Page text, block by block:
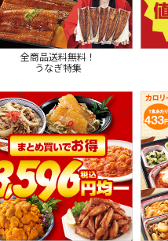
全商品送料無料！
うなぎ特集